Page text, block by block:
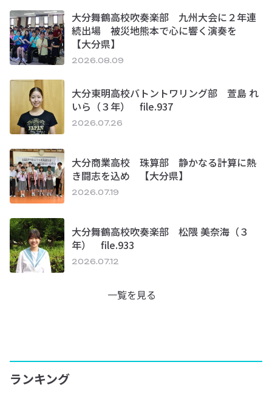
大分舞鶴高校吹奏楽部 九州大会に２年連
続出場 被災地熊本で心に響く演奏を
【大分県】
2026.08.09
大分東明高校バトントワリング部 萱島 れ
いら（３年） file.937
2026.07.26
大分商業高校 珠算部 静かなる計算に熱
き闘志を込め 【大分県】
2026.07.19
大分舞鶴高校吹奏楽部 松隈 美奈海（３
年） file.933
2026.07.12
一覧を見る
ランキング